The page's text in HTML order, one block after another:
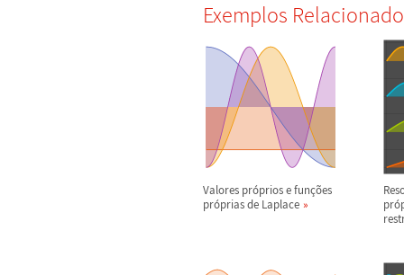
Exemplos
Valores próprios e funções
próprias de Laplace
pró